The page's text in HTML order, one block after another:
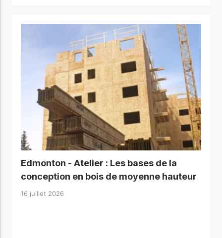
Edmonton - Atelier : Les bases de la
conception en bois de moyenne hauteur
16 juillet 2026